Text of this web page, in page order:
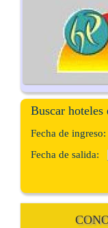
Buscar hoteles
Fecha de ingreso:
Fecha de salida: